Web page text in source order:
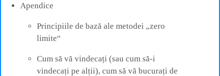
Apendice
Principiile de bază ale metodei „zero
limite“
Cum să vă vindecați (sau cum să-i
vindecați pe alții), cum să vă bucurați de